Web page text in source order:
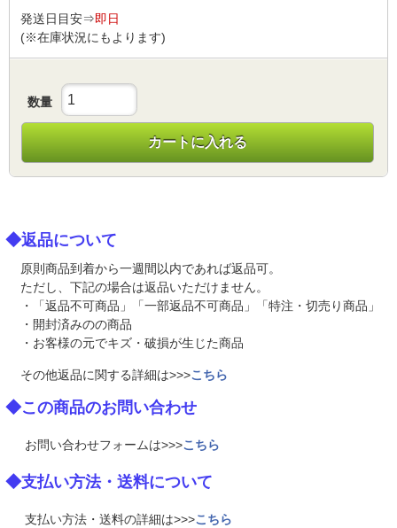
発送日目安⇒即日
(※在庫状況にもよります)
数量
カートに入れる
◆返品について
原則商品到着から一週間以内であれば返品可。
ただし、下記の場合は返品いただけません。
・「返品不可商品」「一部返品不可商品」「特注・切売り商品」
・開封済みのの商品
・お客様の元でキズ・破損が生じた商品
その他返品に関する詳細は>>>こちら
◆この商品のお問い合わせ
お問い合わせフォームは>>>こちら
◆支払い方法・送料について
支払い方法・送料の詳細は>>>こちら